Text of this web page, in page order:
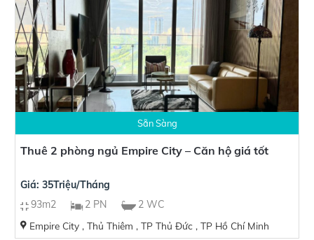
Sẵn Sàng
Thuê 2 phòng ngủ Empire City – Căn hộ giá tốt
Giá: 35Triệu/Tháng
93m2
2 PN 2 WC
Empire City , Thủ Thiêm , TP Thủ Đức , TP Hồ Chí Minh